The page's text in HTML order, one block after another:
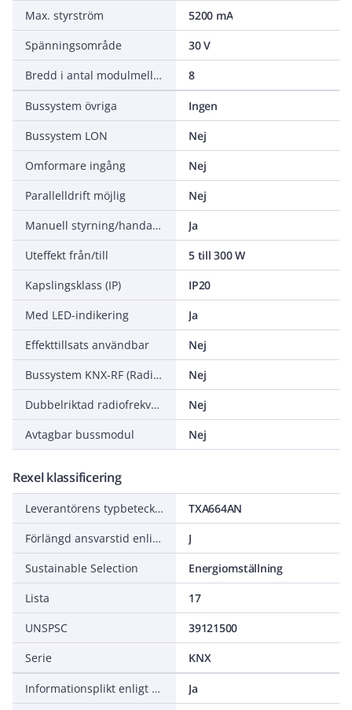
Max. styrström
5200 mA
Spänningsområde
30 V
Bredd i antal modulmellanrum
8
Bussystem övriga
Ingen
Bussystem LON
Nej
Omformare ingång
Nej
Parallelldrift möjlig
Nej
Manuell styrning/handaktivering
Ja
Uteffekt från/till
5 till 300 W
Kapslingsklass (IP)
IP20
Med LED-indikering
Ja
Effekttillsats användbar
Nej
Bussystem KNX-RF (Radiofrekvens)
Nej
Dubbelriktad radiofrekvens
Nej
Avtagbar bussmodul
Nej
Rexel klassificering
Leverantörens typbeteckning
TXA664AN
Förlängd ansvarstid enligt ALEM-09
J
Sustainable Selection
Energiomställning
Lista
17
UNSPSC
39121500
Serie
KNX
Informationsplikt enligt REACH
Ja